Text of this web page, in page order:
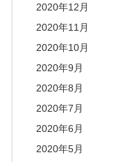
2020年12月
2020年11月
2020年10月
2020年9月
2020年8月
2020年7月
2020年6月
2020年5月